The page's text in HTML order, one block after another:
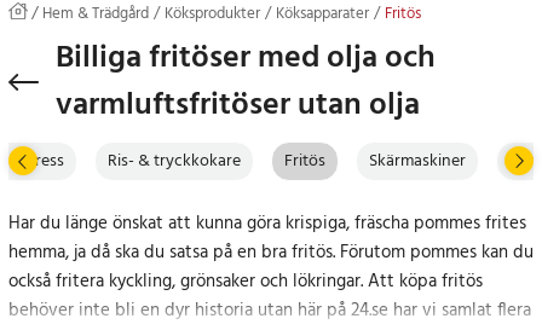
Hem & Trädgård Köksprodukter Köksapparater Fritös
Billiga fritöser med olja och
varmluftsfritöser utan olja
Ris- & tryckkokare Fritös Skärmaskiner
Har du länge önskat att kunna göra krispiga, fräscha pommes frites
hemma, ja då ska du satsa på en bra fritös. Förutom pommes kan du
också fritera kyckling, grönsaker och lökringar. Att köpa fritös
behöver inte bli en dyr historia utan här på 24.se har vi samlat flera